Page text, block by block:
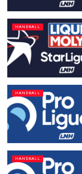
HANDBALL
HANDBALL
HANDBALL